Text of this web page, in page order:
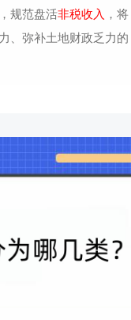
规范盘活非税收入 ，将
、弥补土地财政乏力的